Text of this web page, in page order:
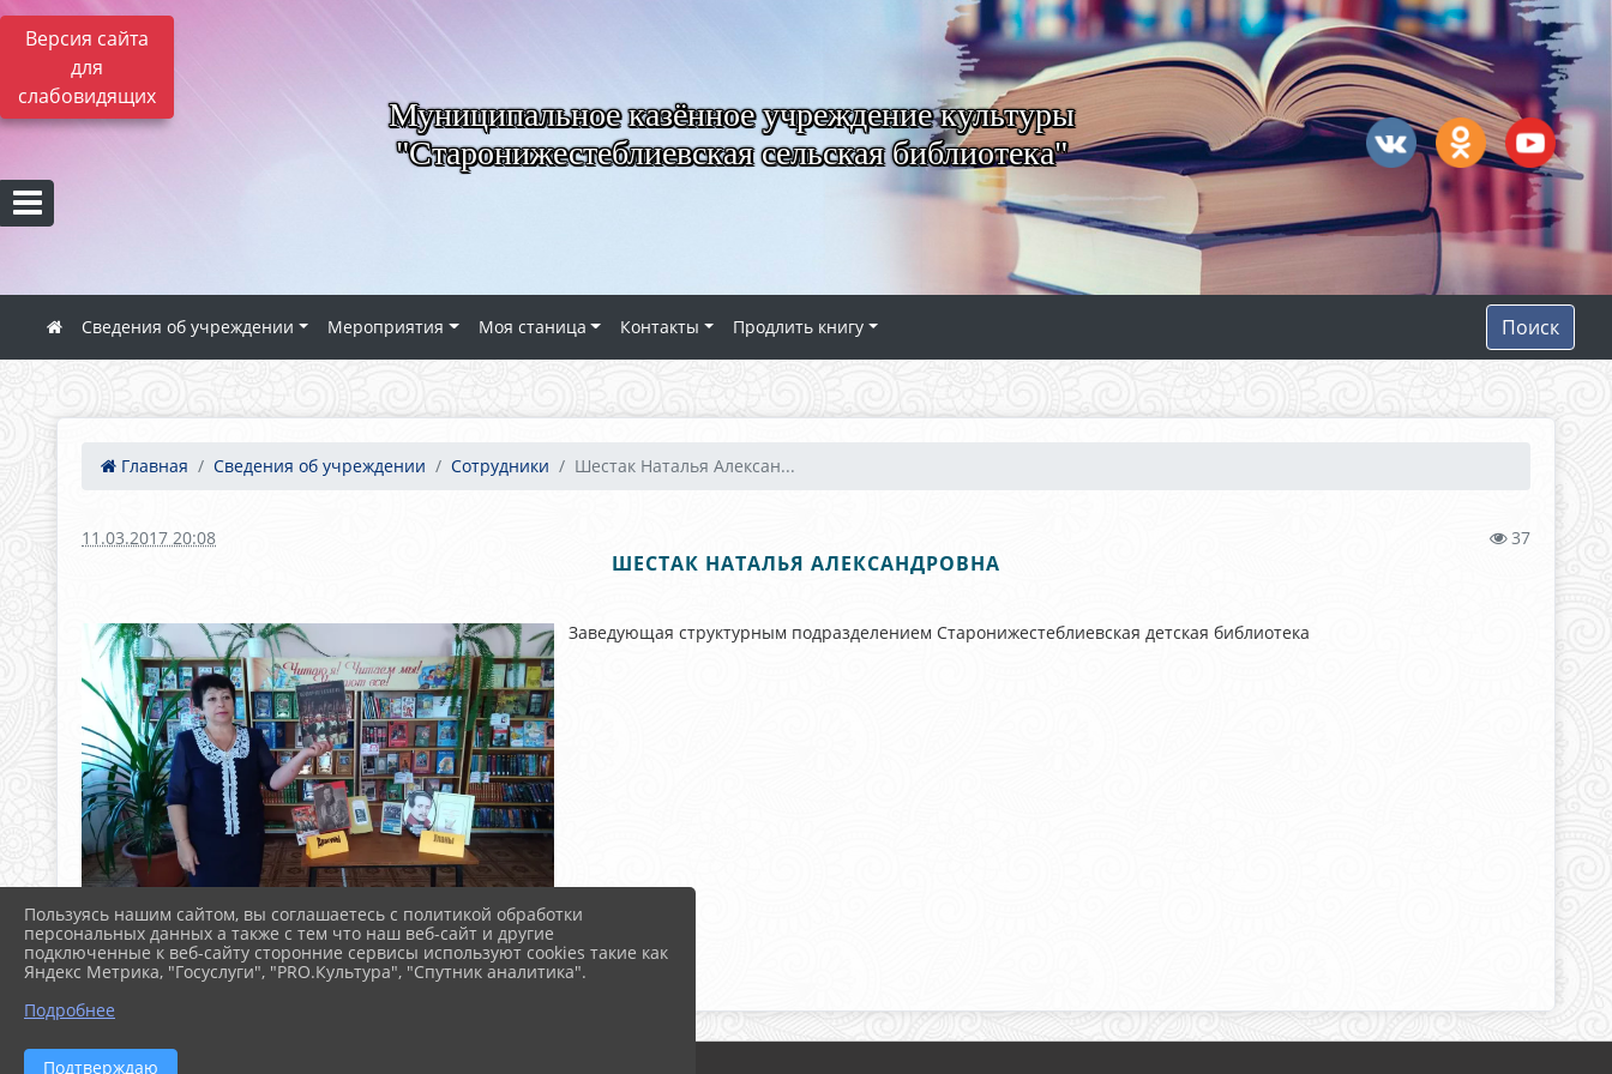
Версия сайта
для
слабовидящих
Муниципальное казённое учреждение культуры
"Старонижестеблиевская сельская библиотека"
Сведения об учреждении Мероприятия Моя станица Контакты Продлить книгу Поиск
Главная Сведения об учреждении Сотрудники Шестак Наталья Алексан...
11.03.2017 20:08 37
ШЕСТАК НАТАЛЬЯ АЛЕКСАНДРОВНА
Заведующая структурным подразделением Старонижестеблиевская детская библиотека
Пользуясь нашим сайтом, вы соглашаетесь с политикой обработки
персональных данных а также с тем что наш веб-сайт и другие
подключенные к веб-сайту сторонние сервисы используют cookies такие как
Яндекс Метрика, "Госуслуги", "PRO.Культура", "Спутник аналитика".
Подробнее
Подтверждаю